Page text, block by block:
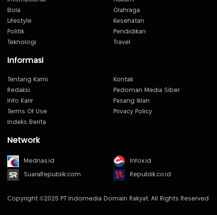
Bola
Olahraga
Lifestyle
Kesehatan
Politik
Pendidikan
Teknologi
Travel
Informasi
Tentang Kami
Kontak
Redaksi
Pedoman Media Siber
Info Karir
Pasang Iklan
Terms Of Use
Privacy Policy
Indeks Berita
Network
Mednas.id Infox.id
SuaraRepublik.com Republik.co.id
Copyright ©2025 PT Indomedia Domain Rakyat. All Rights Reserved